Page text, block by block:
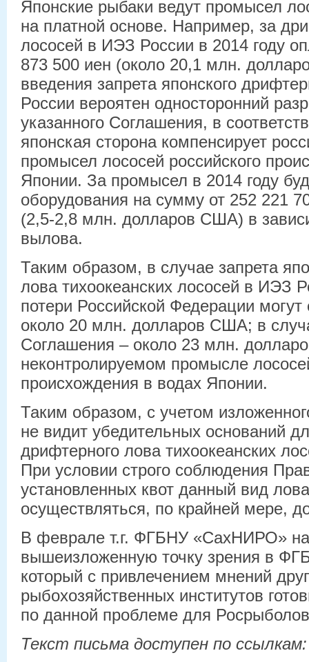
Японские рыбаки ведут промысел
на платной основе. Например, за
лососей в ИЭЗ России в 2014 году
873 500 иен (около 20,1 млн.
введения запрета японского
России вероятен односторонний
указанного Соглашения, в
японская сторона компенсирует
промысел лососей российского
Японии. За промысел в 2014 году
оборудования на сумму от 252 221
(2,5-2,8 млн. долларов США) в
вылова.
Таким образом, в случае запрета
лова тихоокеанских лососей в ИЭЗ
потери Российской Федерации
около 20 млн. долларов США; в
Соглашения – около 23 млн.
неконтролируемом промысле
происхождения в водах Японии.
Таким образом, с учетом
не видит убедительных оснований
дрифтерного лова тихоокеанских
При условии строго соблюдения
установленных квот данный вид
осуществляться, по крайней мере,
В феврале т.г. ФГБНУ «СахНИРО»
вышеизложенную точку зрения в
который с привлечением мнений
рыбохозяйственных институтов
по данной проблеме для
Текст письма доступен по ссылкам: